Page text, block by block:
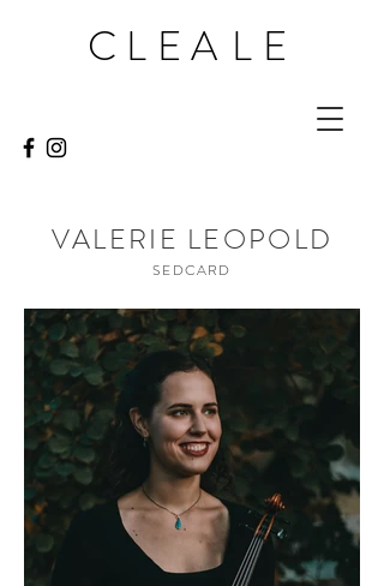
CLEA LE
VALERIE LEOPOLD
SEDCARD